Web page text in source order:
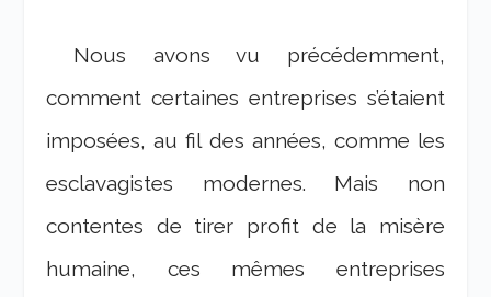
Nous avons vu précédemment,
comment certaines entreprises s’étaient
imposées, au fil des années, comme les
esclavagistes modernes. Mais non
contentes de tirer profit de la misère
humaine, ces mêmes entreprises